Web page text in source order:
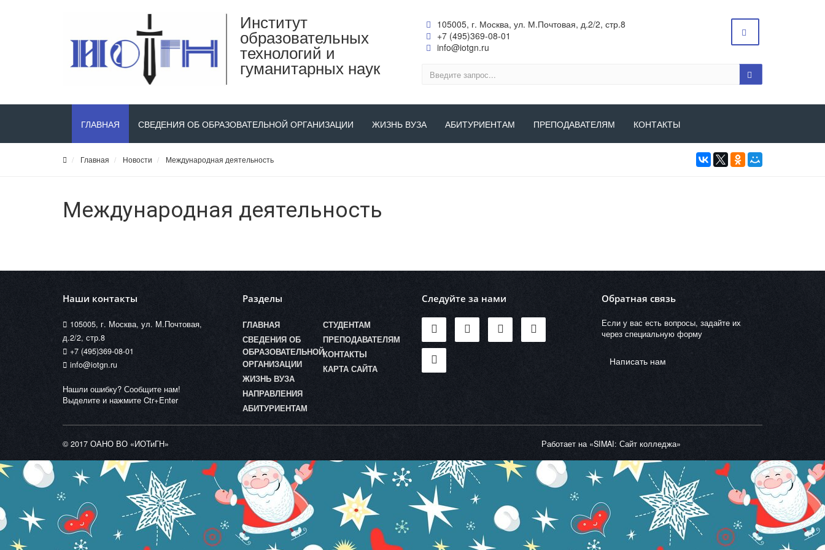
Институт
образовательных
технологий и
гуманитарных наук
105005, г. Москва, ул. М.Почтовая, д.2/2, стр.8
+7 (495)369-08-01
info@iotgn.ru
ГЛАВНАЯ СВЕДЕНИЯ ОБ ОБРАЗОВАТЕЛЬНОЙ ОРГАНИЗАЦИИ ЖИЗНЬ ВУЗА АБИТУРИЕНТАМ ПРЕПОДАВАТЕЛЯМ КОНТАКТЫ
Главная Новости Международная деятельность
Международная деятельность
Наши контакты
105005, г. Москва, ул. М.Почтовая,
д.2/2, стр.8
+7 (495)369-08-01
info@iotgn.ru
Нашли ошибку? Сообщите нам!
Выделите и нажмите Ctr+Enter
Разделы
ГЛАВНАЯ
СВЕДЕНИЯ ОБ
ОБРАЗОВАТЕЛЬНОЙ
ОРГАНИЗАЦИИ
ЖИЗНЬ ВУЗА
НАПРАВЛЕНИЯ
АБИТУРИЕНТАМ
СТУДЕНТАМ
ПРЕПОДАВАТЕЛЯМ
КОНТАКТЫ
КАРТА САЙТА
Следуйте за нами Обратная связь
Если у вас есть вопросы, задайте их
через специальную форму
Написать нам
© 2017 ОАНО ВО «ИОТиГН» Работает на «SIMAI: Сайт колледжа»